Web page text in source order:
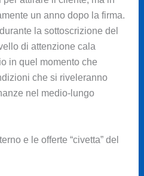
un anno dopo la firma.
la sottoscrizione del
di attenzione cala
in quel momento che
che si riveleranno
nel medio-lungo
e le offerte “civetta” del